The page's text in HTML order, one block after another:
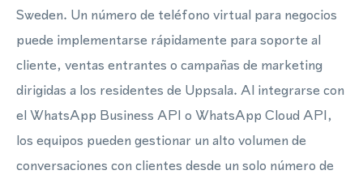
Sweden. Un número de teléfono virtual para negocios
puede implementarse rápidamente para soporte al
cliente, ventas entrantes o campañas de marketing
dirigidas a los residentes de Uppsala. Al integrarse con
el WhatsApp Business API o WhatsApp Cloud API,
los equipos pueden gestionar un alto volumen de
conversaciones con clientes desde un solo número de